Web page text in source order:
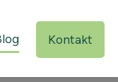
Kontakt